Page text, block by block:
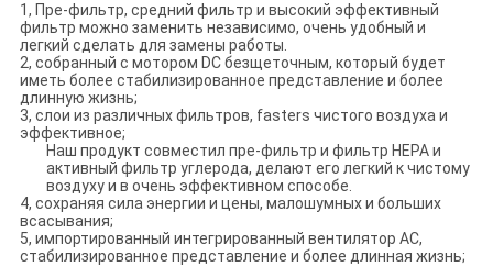
1, Пре-фильтр, средний фильтр и высокий эффективный
фильтр можно заменить независимо, очень удобный и
легкий сделать для замены работы.
2, собранный с мотором DC безщеточным, который будет
иметь более стабилизированное представление и более
длинную жизнь;
3, слои из различных фильтров, fasters чистого воздуха и
эффективное;
Наш продукт совместил пре-фильтр и фильтр HEPA и
активный фильтр углерода, делают его легкий к чистому
воздуху и в очень эффективном способе.
4, сохраняя сила энергии и цены, малошумных и больших
всасывания;
5, импортированный интегрированный вентилятор AC,
стабилизированное представление и более длинная жизнь;